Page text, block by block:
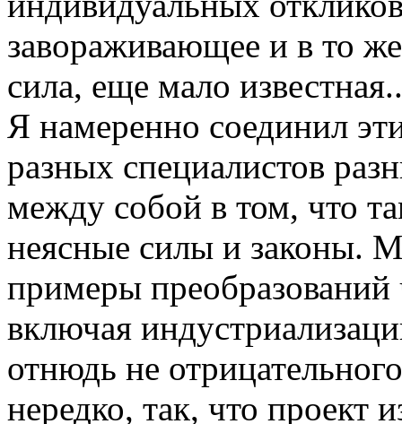
завораживающее и в то
сила, еще мало
Я намеренно соединил
разных специалистов
между собой в том, что
неясные силы и законы.
примеры преобразований
включая
отнюдь не
нередко, так, что проект